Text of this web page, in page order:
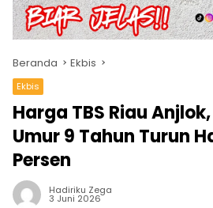
Beranda Ekbis
Ekbis
Harga TBS Riau
Umur 9 Tahun Turun
Persen
Hadiriku Zega
3 Juni 2026